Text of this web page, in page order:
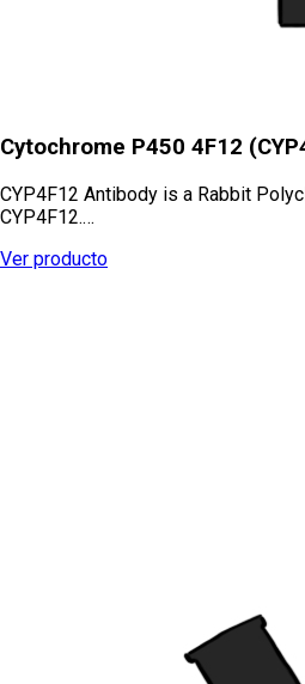
Cytochrome P450 4F12
CYP4F12 Antibody is a Rabbit
CYP4F12.…
Ver producto